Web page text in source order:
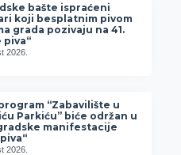
bašte ispraćeni
koji besplatnim pivom
grada pozivaju na 41.
piva“
2026.
“Zabavilište u
Parkiću” biće održan u
manifestacije
2026.